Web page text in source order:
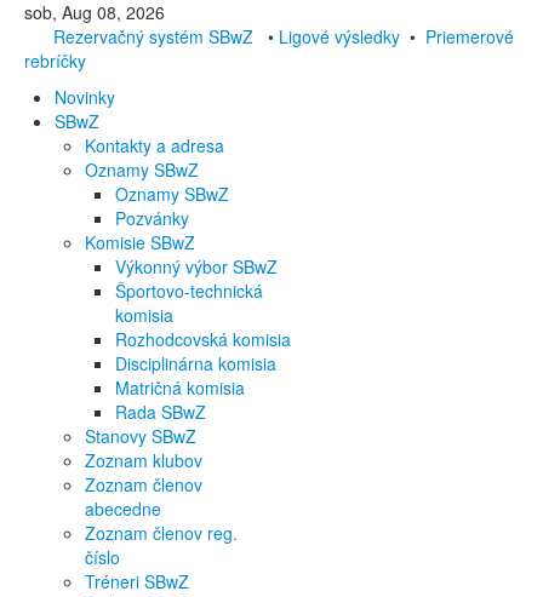
sob, Aug 08, 2026
Rezervačný systém SBwZ • Ligové výsledky • Priemerové
rebríčky
Novinky
SBwZ
Kontakty a adresa
Oznamy SBwZ
Oznamy SBwZ
Pozvánky
Komisie SBwZ
Výkonný výbor SBwZ
Športovo-technická
komisia
Rozhodcovská komisia
Disciplinárna komisia
Matričná komisia
Rada SBwZ
Stanovy SBwZ
Zoznam klubov
Zoznam členov
abecedne
Zoznam členov reg.
číslo
Tréneri SBwZ